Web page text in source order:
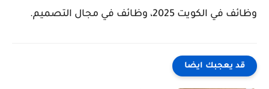
وظائف في الكويت 2025، وظائف في مجال التصميم.
قد يعجبك ايضا